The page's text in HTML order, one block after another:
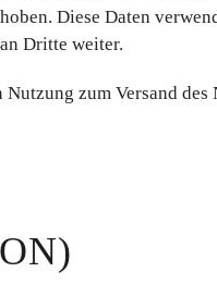
Diese Daten
Dritte weiter.
zum Versand des